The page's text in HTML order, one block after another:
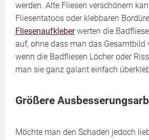
werden. Alte Fliesen verschönern
Fliesentatoos oder klebbaren
Fliesenaufkleberwerten die
auf, ohne dass man das Gesamtbild
wenn die Badfliesen Löcher oder
man sie ganz galant einfach
Größere
Möchte man den Schaden jedoch